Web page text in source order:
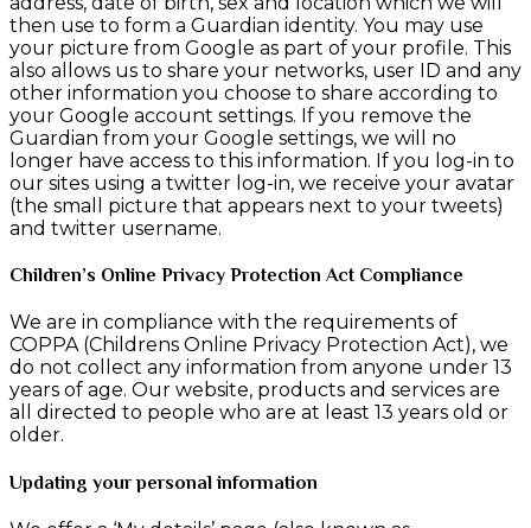
then use to form a Guardian identity. You may use
your picture from Google as part of your profile. This
also allows us to share your networks, user ID and any
other information you choose to share according to
your Google account settings. If you remove the
Guardian from your Google settings, we will no
longer have access to this information. If you log-in to
our sites using a twitter log-in, we receive your avatar
(the small picture that appears next to your tweets)
and twitter username.
Children’s Online Privacy Protection Act Compliance
We are in compliance with the requirements of
COPPA (Childrens Online Privacy Protection Act), we
do not collect any information from anyone under 13
years of age. Our website, products and services are
all directed to people who are at least 13 years old or
older.
Updating your personal information